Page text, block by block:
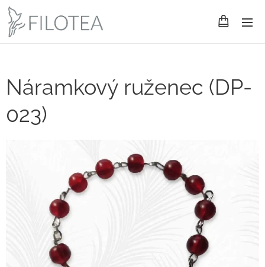
Náramkový ruženec (DP-
023)